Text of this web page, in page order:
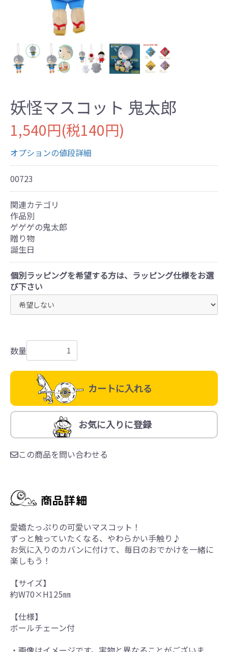
妖怪マスコット 鬼太郎
1,540円(税140円)
オプションの値段詳細
00723
関連カテゴリ
作品別
ゲゲゲの鬼太郎
贈り物
誕生日
個別ラッピングを希望する方は、ラッピング仕様をお選
び下さい
数量
カートに入れる
お気に入りに登録
この商品を問い合わせる
愛嬌たっぷりの可愛いマスコット！
ずっと触っていたくなる、やわらかい手触り♪
お気に入りのカバンに付けて、毎日のおでかけを一緒に
楽しもう！
【サイズ】
約W70×H125㎜
【仕様】
ボールチェーン付